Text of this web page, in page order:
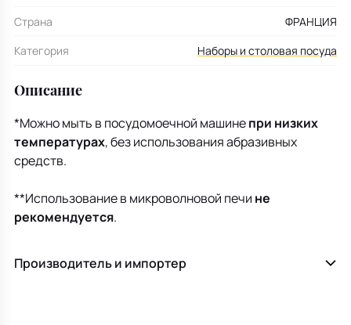
Страна
ФРАНЦИЯ
Категория
Наборы и столовая посуда
Описание
*Можно мыть в посудомоечной машинепри низких
температурах, без использования абразивных
средств.
**Использование в микроволновой печи не
рекомендуется.
Производитель и импортер